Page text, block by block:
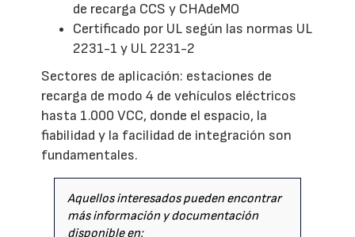
de recarga CCS y CHAdeMO
Certificado por UL según las normas UL
2231-1 y UL 2231-2
Sectores de aplicación: estaciones de
recarga de modo 4 de vehículos eléctricos
hasta 1.000 VCC, donde el espacio, la
fiabilidad y la facilidad de integración son
fundamentales.
Aquellos interesados pueden encontrar
más información y documentación
disponible en: